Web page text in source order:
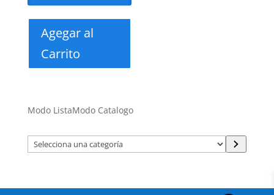
Agegar al
Carrito
Modo ListaModo Catalogo
Selecciona
una